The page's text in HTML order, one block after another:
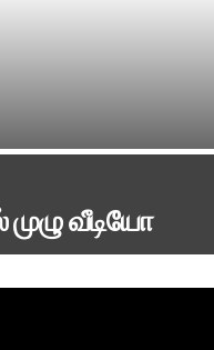
முழு வீடியோ